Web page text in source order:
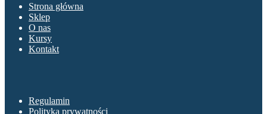
Strona główna
Sklep
O nas
Kursy
Kontakt
Regulamin
Polityka prywatności